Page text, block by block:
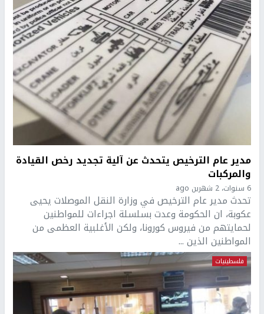
مدير عام الترخيص يتحدث عن آلية تجديد رخص القيادة
والمركبات
6 سنوات، 2 شهرين ago
تحدث مدير عام الترخيص في وزارة النقل الموصلات يحيى
عكوبة، ان الحكومة وعدت بسلسلة اجراءات للمواطنين
لحمايتهم من فيروس كورونا، ولكن الأغلبية العظمى من
المواطنين الذين ...
فلسطينيات